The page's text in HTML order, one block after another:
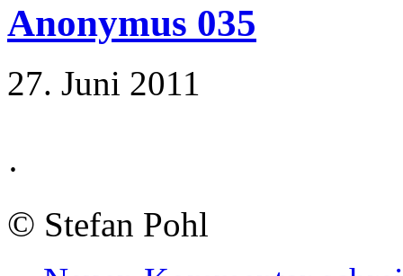
Anonymus 035
27. Juni 2011
·
© Stefan Pohl